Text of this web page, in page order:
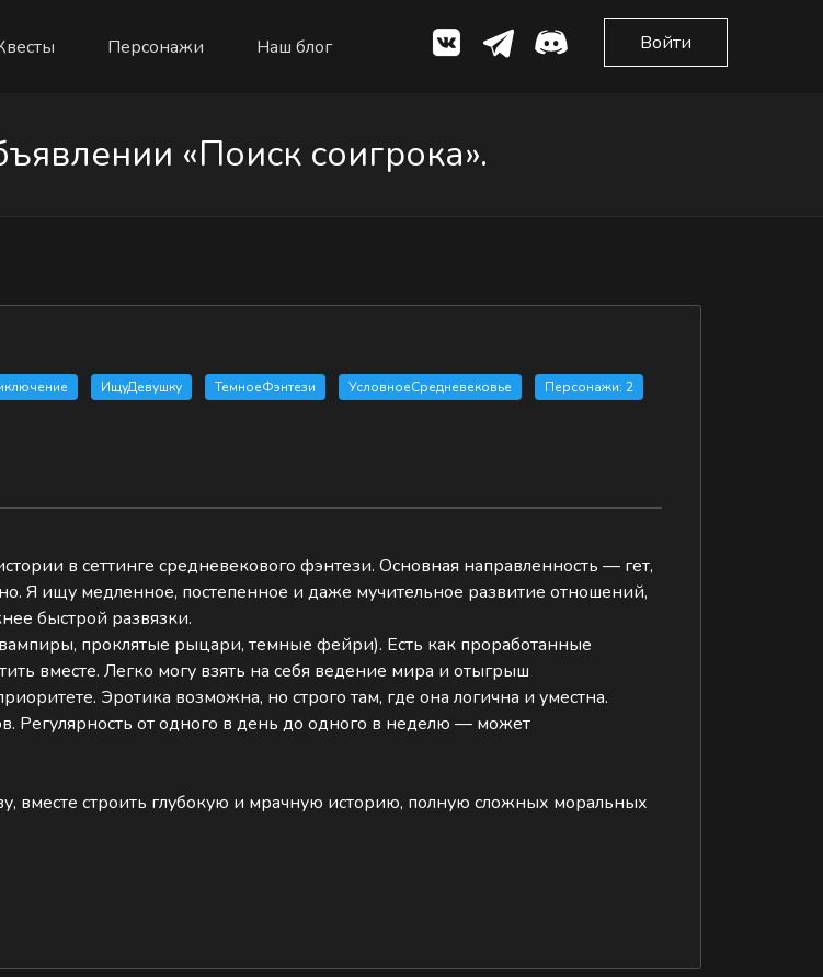
Персонажи Наш блог Войти
«Поиск соигрока».
ИщуДевушку ТемноеФэнтези УсловноеСредневековье Персонажи: 2
в сеттинге средневекового фэнтези. Основная направленность — гет,
Я ищу медленное, постепенное и даже мучительное развитие отношений,
быстрой развязки.
проклятые рыцари, темные фейри). Есть как проработанные
вместе. Легко могу взять на себя ведение мира и отыгрыш
Эротика возможна, но строго там, где она логична и уместна.
Регулярность от одного в день до одного в неделю — может
вместе строить глубокую и мрачную историю, полную сложных моральных